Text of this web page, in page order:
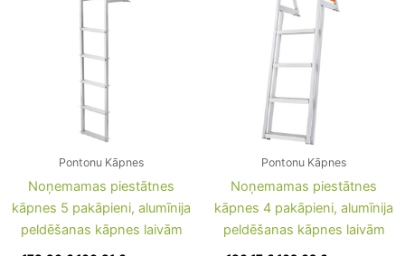
Pontonu Kāpnes
Noņemamas piestātnes
kāpnes 5 pakāpieni, alumīnija
peldēšanas kāpnes laivām
Pontonu Kāpnes
Noņemamas piestātnes
kāpnes 4 pakāpieni, alumīnija
peldēšanas kāpnes laivām